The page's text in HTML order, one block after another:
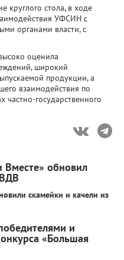
круглого стола, в ходе
УФСИН с
органами власти, с
оценила
широкий
продукции, а
взаимодействия по
частно-государственного
Вместе» обновил
скамейки и качели из
и
«Большая